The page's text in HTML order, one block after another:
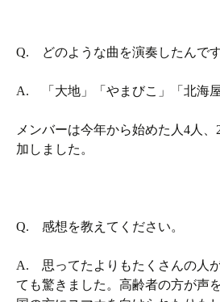
Q. どのような曲を演奏したんで
A. 「大地」「やまびこ」「北海屋
メンバーは今年から始めた人4人
加しました。
Q. 感想を教えてください。
A. 思ってたよりもたくさんの人
ても驚きました。高齢者の方が声